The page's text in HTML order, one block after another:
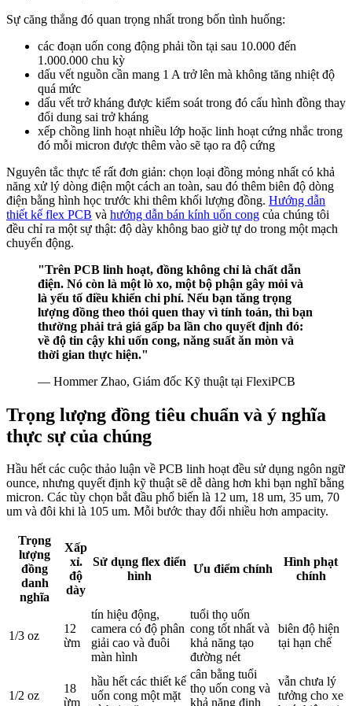
Sự căng thẳng đó quan trọng nhất trong bốn tình huống:
các đoạn uốn cong động phải tồn tại sau 10.000 đến
1.000.000 chu kỳ
dấu vết nguồn cần mang 1 A trở lên mà không tăng nhiệt độ
quá mức
dấu vết trở kháng được kiểm soát trong đó cấu hình đồng thay
đổi dung sai trở kháng
xếp chồng linh hoạt nhiều lớp hoặc linh hoạt cứng nhắc trong
đó mỗi micron được thêm vào sẽ tạo ra độ cứng
Nguyên tắc thực tế rất đơn giản: chọn loại đồng mỏng nhất có khả
năng xử lý dòng điện một cách an toàn, sau đó thêm biên độ dòng
điện bằng hình học trước khi thêm khối lượng đồng. Hướng dẫn
thiết kế flex PCB và hướng dẫn bán kính uốn cong của chúng tôi
đều chỉ ra một sự thật: độ dày không bao giờ tự do trong một mạch
chuyển động.
"Trên PCB linh hoạt, đồng không chỉ là chất dẫn
điện. Nó còn là một lò xo, một bộ phận gây mỏi và
là yếu tố điều khiển chi phí. Nếu bạn tăng trọng
lượng đồng theo thói quen thay vì tính toán, thì bạn
thường phải trả giá gấp ba lần cho quyết định đó:
về độ tin cậy khi uốn cong, năng suất ăn mòn và
thời gian thực hiện."
— Hommer Zhao, Giám đốc Kỹ thuật tại FlexiPCB
Trọng lượng đồng tiêu chuẩn và ý nghĩa
thực sự của chúng
Hầu hết các cuộc thảo luận về PCB linh hoạt đều sử dụng ngôn ngữ
ounce, nhưng quyết định kỹ thuật sẽ dễ dàng hơn khi bạn nghĩ bằng
micron. Các tùy chọn bắt đầu phổ biến là 12 um, 18 um, 35 um, 70
um và đôi khi là 105 um. Mỗi bước thay đổi nhiều hơn ampacity.
Trọng
lượng
đồng
danh
nghĩa
Xấp
xỉ.
độ
dày
Sử dụng flex điển
hình
Ưu điểm chính
Hình phạt
chính
1/3 oz
12
ừm
tín hiệu động,
camera có độ phân
giải cao và đuôi
màn hình
tuổi thọ uốn
cong tốt nhất và
khả năng tạo
đường nét
biên độ hiện
tại hạn chế
1/2 oz
18
ừm
hầu hết các thiết kế
uốn cong một mặt
cân bằng tuổi
thọ uốn cong và
khả năng định
vẫn chưa lý
tưởng cho xe